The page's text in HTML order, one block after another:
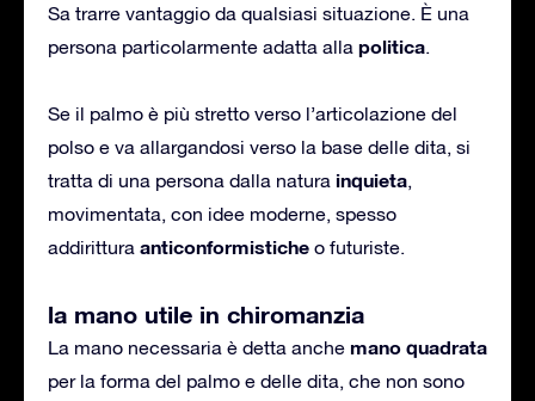
Sa trarre vantaggio da qualsiasi situazione. È una
persona particolarmente adatta alla politica.
Se il palmo è più stretto verso l’articolazione del
polso e va allargandosi verso la base delle dita, si
tratta di una persona dalla natura inquieta,
movimentata, con idee moderne, spesso
addirittura anticonformistiche o futuriste.
la mano utile in chiromanzia
La mano necessaria è detta anche mano quadrata
per la forma del palmo e delle dita, che non sono